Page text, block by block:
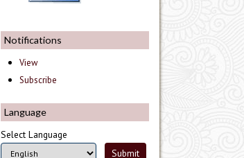
Notifications
View
Subscribe
Language
Select Language